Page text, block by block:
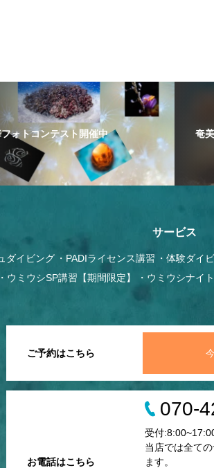
ォトコンテスト開催中 奄
サービス
ダイビング PADIライセンス講習 体験ダイ
ウミウシSP講習【期間限定】 ウミウシナイ
ご予約はこちら
お電話はこちら
070-
受付
当店では全て
ます。